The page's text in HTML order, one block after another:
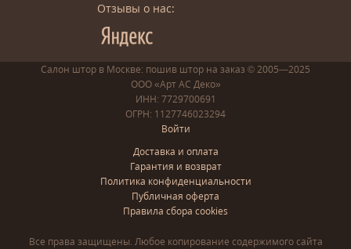
Отзывы о нас:
Салон штор в Москве: пошив штор на заказ © 2005—2025
ООО «Арт АС Деко»
ИНН: 7729700691
ОГРН: 1127746023294
Войти
Доставка и оплата
Гарантия и возврат
Политика конфиденциальности
Публичная оферта
Правила сбора cookies
Все права защищены. Любое копирование содержимого сайта